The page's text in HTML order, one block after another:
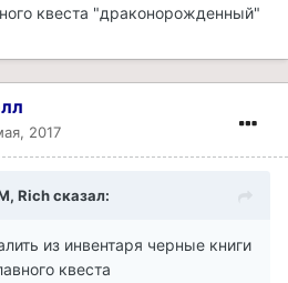
квеста "драконорожденный"
2017
Rich сказал:
из инвентаря черные книги
квеста